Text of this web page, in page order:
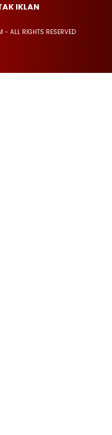
IKLAN
- ALL RIGHTS RESERVED